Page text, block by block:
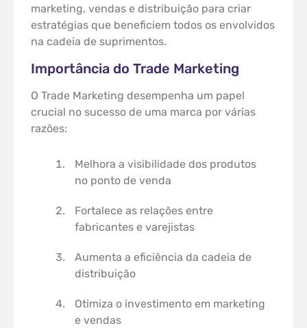
marketing, vendas e distribuição para criar
estratégias que beneficiem todos os envolvidos
na cadeia de suprimentos.
Importância do Trade Marketing
O Trade Marketing desempenha um papel
crucial no sucesso de uma marca por várias
razões:
Melhora a visibilidade dos produtos
no ponto de venda
Fortalece as relações entre
fabricantes e varejistas
Aumenta a eficiência da cadeia de
distribuição
Otimiza o investimento em marketing
e vendas